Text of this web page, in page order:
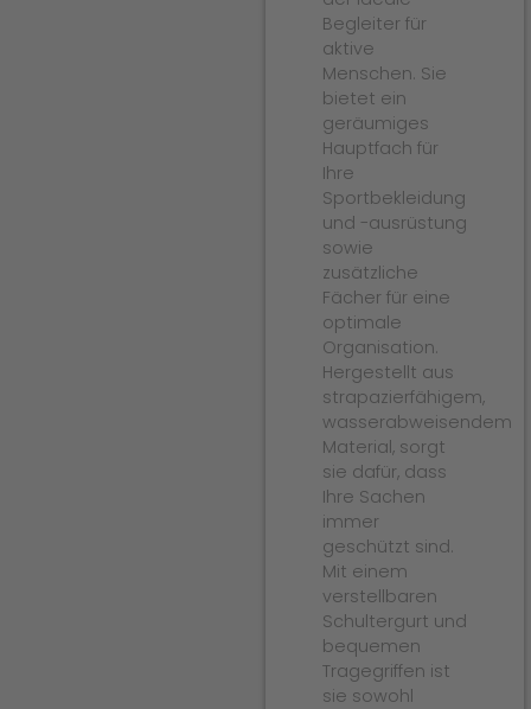
Begleiter für
aktive
Menschen. Sie
bietet ein
geräumiges
Hauptfach für
Ihre
Sportbekleidung
und -ausrüstung
sowie
zusätzliche
Fächer für eine
optimale
Organisation.
Hergestellt aus
strapazierfähigem,
wasserabweisendem
Material, sorgt
sie dafür, dass
Ihre Sachen
immer
geschützt sind.
Mit einem
verstellbaren
Schultergurt und
bequemen
Tragegriffen ist
sie sowohl